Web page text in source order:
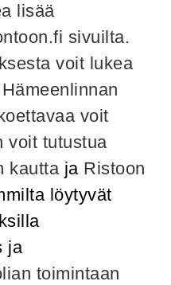
lisää
sivuilta.
voit lukea
Hämeenlinnan
voit
voit tutustua
kauttaja Ristoon
löytyvät
ja
toimintaan